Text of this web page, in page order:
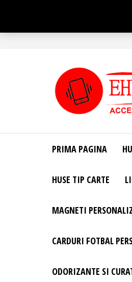
conținut
Site Oficial .
Huse
Personalizate
Huse
Personalizate
Telefon –
– Accesorii
PRIMA PAGINA
HUSE TIP CARTE
MAGNETI
CARDURI FOTBAL
ODORIZANTE SI